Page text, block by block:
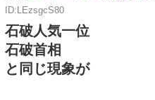
ID:LEzsgcS80
石破人気一位
石破首相
と同じ現象が